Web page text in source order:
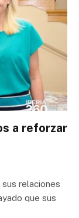
a reforzar
relaciones
que sus